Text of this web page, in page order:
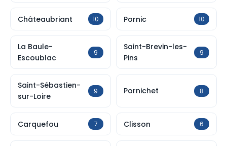
Châteaubriant 10 Pornic 10
La Baule-
Escoublac
9
Saint-Brevin-les-
Pins
9
Saint-Sébastien-
sur-Loire
9 Pornichet 8
Carquefou 7 Clisson 6